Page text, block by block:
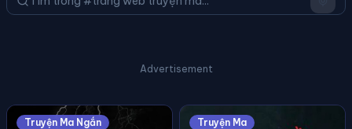
Advertisement
Truyện Ma Ngắn Truyện Ma